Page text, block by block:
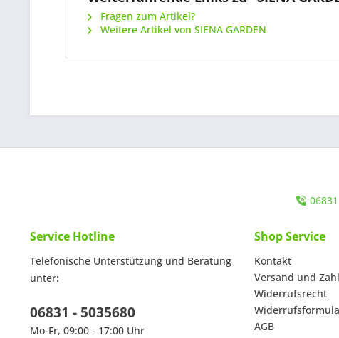
Fragen zum Artikel?
Weitere Artikel von SIENA GARDEN
Service Hotline
Telefonische Unterstützung und Beratung
unter:
06831 - 5035680
Mo-Fr, 09:00 - 17:00 Uhr
Shop Service
Kontakt
Versand und
Widerrufsrecht
AGB